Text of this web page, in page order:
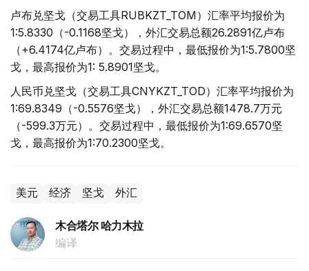
卢布兑坚戈（交易工具RUBKZT_TOM）汇率平均报价为
1:5.8330（-0.1168坚戈），外汇交易总额26.2891亿卢布
（+6.4174亿卢布）。交易过程中，最低报价为1:5.7800坚
戈，最高报价为1: 5.8901坚戈。
人民币兑坚戈（交易工具CNYKZT_TOD）汇率平均报价为
1:69.8349（-0.5576坚戈），外汇交易总额1478.7万元
（-599.3万元）。交易过程中，最低报价为1:69.6570坚
戈，最高报价为1:70.2300坚戈。
美元 经济 坚戈 外汇
木合塔尔 哈力木拉
编译